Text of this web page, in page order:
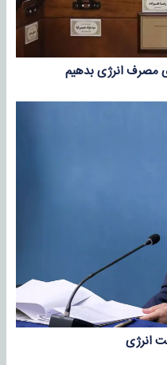
مصرف انرژی بدهیم
انرژی